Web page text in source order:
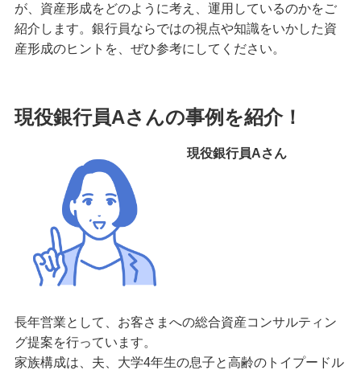
みずほ銀行について
が、資産形成をどのように考え、運用しているのかをご
紹介します。銀行員ならではの視点や知識をいかした資
産形成のヒントを、ぜひ参考にしてください。
現役銀行員Aさんの事例を紹介！
現役銀行員Aさん
長年営業として、お客さまへの総合資産コンサルティン
グ提案を行っています。
家族構成は、夫、大学4年生の息子と高齢のトイプードル